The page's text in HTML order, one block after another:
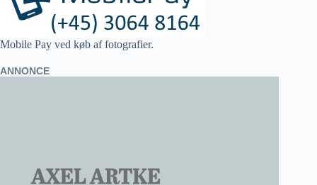
Mobile Pay ved køb af fotografier.
ANNONCE